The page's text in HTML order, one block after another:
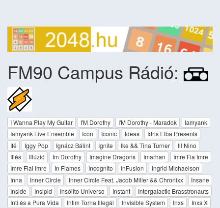
FM90 Campus Rádió:
I Wanna Play My Guitar I'M Dorothy I'M Dorothy - Maradok
Iamyank
Iamyank Live Ensemble
Icon Iconic Ideas
Idris Elba Presents
Ifé
Iggy Pop Ignácz Bálint Ignite Ike && Tina Turner
Ill Nino
Illés
Illúzió Im Dorothy Imagine Dragons Imarhan
Imre Fia Imre
Imre Fiai Imre
In Flames Incognito InFusion
Ingrid Michaelson
Inna
Inner Circle Inner Circle Feat. Jacob Miller && Chronixx
Insane
Inside
Insipid Insólito Universo Instant
Intergalactic Brasstronauts
Inti és a Pura Vida
Intim Torna Illegál Invisible System Inxs
Inxs X